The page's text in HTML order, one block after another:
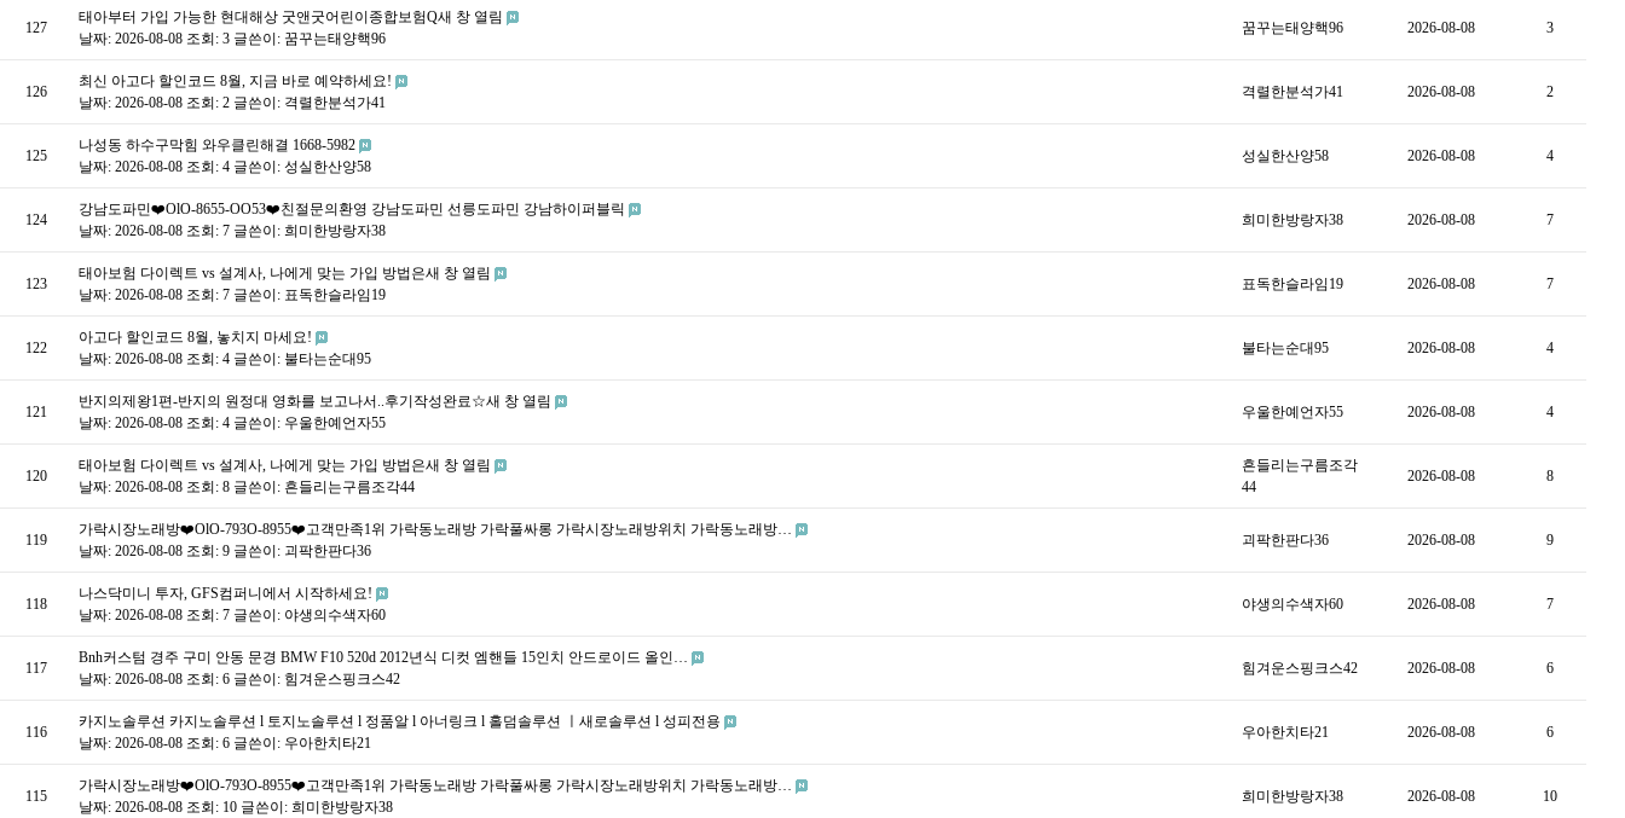
127
태아부터 가입 가능한 현대해상 굿앤굿어린이종합보험Q새 창 열림
날짜: 2026-08-08 조회: 3 글쓴이: 꿈꾸는태양핵96
꿈꾸는태양핵96 2026-08-08 3
126
최신 아고다 할인코드 8월, 지금 바로 예약하세요!
날짜: 2026-08-08 조회: 2 글쓴이: 격렬한분석가41
격렬한분석가41 2026-08-08 2
125
나성동 하수구막힘 와우클린해결 1668-5982
날짜: 2026-08-08 조회: 4 글쓴이: 성실한산양58
성실한산양58 2026-08-08 4
124
강남도파민❤️OlO-8655-OO53❤️친절문의환영 강남도파민 선릉도파민 강남하이퍼블릭
날짜: 2026-08-08 조회: 7 글쓴이: 희미한방랑자38
희미한방랑자38 2026-08-08 7
123
태아보험 다이렉트 vs 설계사, 나에게 맞는 가입 방법은새 창 열림
날짜: 2026-08-08 조회: 7 글쓴이: 표독한슬라임19
표독한슬라임19 2026-08-08 7
122
아고다 할인코드 8월, 놓치지 마세요!
날짜: 2026-08-08 조회: 4 글쓴이: 불타는순대95
불타는순대95 2026-08-08 4
121
반지의제왕1편-반지의 원정대 영화를 보고나서..후기작성완료☆새 창 열림
날짜: 2026-08-08 조회: 4 글쓴이: 우울한예언자55
우울한예언자55 2026-08-08 4
120
태아보험 다이렉트 vs 설계사, 나에게 맞는 가입 방법은새 창 열림
날짜: 2026-08-08 조회: 8 글쓴이: 흔들리는구름조각44
흔들리는구름조각
44
2026-08-08 8
119
가락시장노래방❤️OlO-793O-8955❤️고객만족1위 가락동노래방 가락풀싸롱 가락시장노래방위치 가락동노래방…
날짜: 2026-08-08 조회: 9 글쓴이: 괴팍한판다36
괴팍한판다36 2026-08-08 9
118
나스닥미니 투자, GFS컴퍼니에서 시작하세요!
날짜: 2026-08-08 조회: 7 글쓴이: 야생의수색자60
야생의수색자60 2026-08-08 7
117
Bnh커스텀 경주 구미 안동 문경 BMW F10 520d 2012년식 디컷 엠핸들 15인치 안드로이드 올인…
날짜: 2026-08-08 조회: 6 글쓴이: 힘겨운스핑크스42
힘겨운스핑크스42 2026-08-08 6
116
카지노솔루션 카지노솔루션 l 토지노솔루션 l 정품알 l 아너링크 l 홀덤솔루션 ㅣ새로솔루션 l 성피전용
날짜: 2026-08-08 조회: 6 글쓴이: 우아한치타21
우아한치타21 2026-08-08 6
115
가락시장노래방❤️OlO-793O-8955❤️고객만족1위 가락동노래방 가락풀싸롱 가락시장노래방위치 가락동노래방…
날짜: 2026-08-08 조회: 10 글쓴이: 희미한방랑자38
희미한방랑자38 2026-08-08 10